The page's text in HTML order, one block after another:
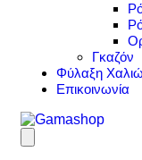
Γκαζόν
Φύλαξη
Επικοινωνία